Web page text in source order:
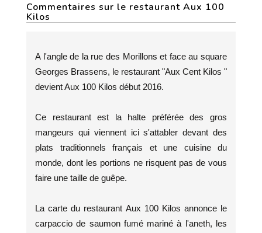
Commentaires sur le restaurant Aux 100
Kilos
A l'angle de la rue des Morillons et face au square
Georges Brassens, le restaurant "Aux Cent Kilos "
devient Aux 100 Kilos début 2016.
Ce restaurant est la halte préférée des gros
mangeurs qui viennent ici s'attabler devant des
plats traditionnels français et une cuisine du
monde, dont les portions ne risquent pas de vous
faire une taille de guêpe.
La carte du restaurant Aux 100 Kilos annonce le
carpaccio de saumon fumé mariné à l'aneth, les